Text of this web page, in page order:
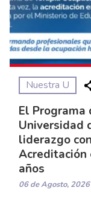
Nuestra U
El Programa
Universidad
liderazgo
Acreditación
años
06 de Agosto, 2026